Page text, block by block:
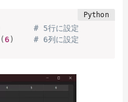
# 5行に設定
(6 ) # 6列に設定